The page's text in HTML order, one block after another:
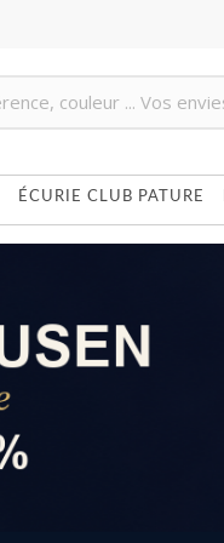
ÉCURIE CLUB PATURE